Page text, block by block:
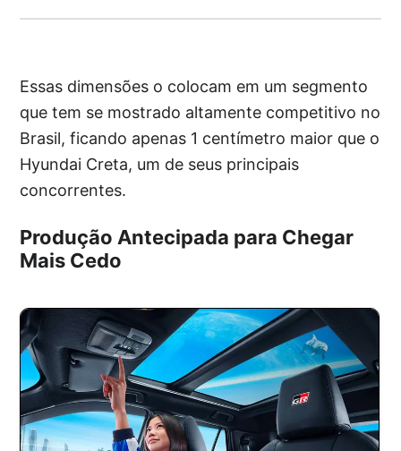
Essas dimensões o colocam em um segmento
que tem se mostrado altamente competitivo no
Brasil, ficando apenas 1 centímetro maior que o
Hyundai Creta, um de seus principais
concorrentes.
Produção Antecipada para Chegar
Mais Cedo